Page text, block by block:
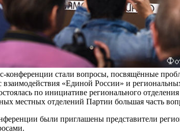
конференции стали вопросы, посвящённые
взаимодействия «Единой России» и
по инициативе регионального
местных отделений Партии большая часть
были приглашены представители